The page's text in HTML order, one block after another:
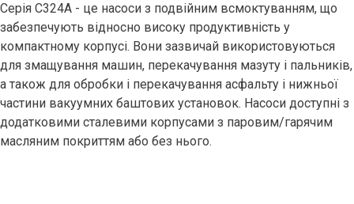
Серія C324A - це насоси з подвійним всмоктуванням, що
забезпечують відносно високу продуктивність у
компактному корпусі. Вони зазвичай використовуються
для змащування машин, перекачування мазуту і пальників,
а також для обробки і перекачування асфальту і нижньої
частини вакуумних баштових установок. Насоси доступні з
додатковими сталевими корпусами з паровим/гарячим
масляним покриттям або без нього.